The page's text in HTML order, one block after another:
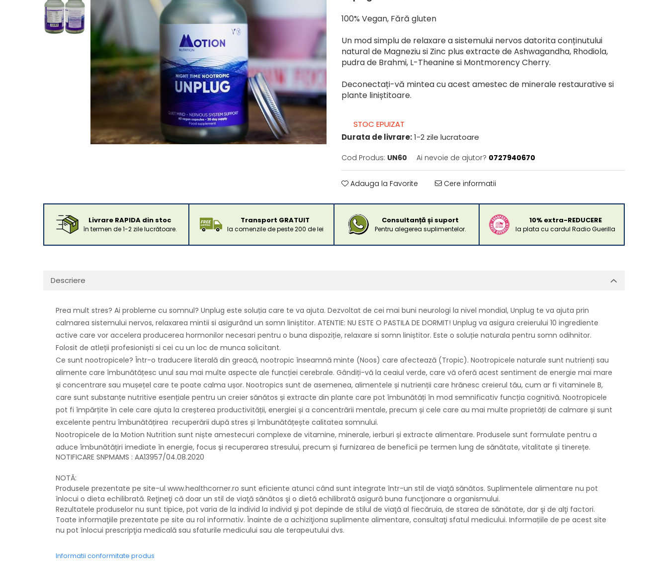
100% Vegan, Fără gluten
Un mod simplu de relaxare a sistemului nervos datorita conținutului
natural de Magneziu si Zinc plus extracte de Ashwagandha, Rhodiola,
pudra de Brahmi, L-Theanine si Montmorency Cherry.
Deconectați-vă mintea cu acest amestec de minerale restaurative si
plante liniștitoare.
STOC EPUIZAT
Durata de livrare:1-2 zile lucratoare
Cod Produs: UN60 Ai nevoie de ajutor? 0727940670
Adauga la Favorite Cere informatii
Livrare RAPIDA din stoc
în termen de 1-2 zile lucrătoare.
Transport GRATUIT
la comenzile de peste 200 de lei
Consultanță și suport
Pentru alegerea suplimentelor.
10% extra-REDUCERE
la plata cu cardul Radio Guerilla
Descriere
Prea mult stres? Ai probleme cu somnul? Unplug este soluția care te va ajuta. Dezvoltat de cei mai buni neurologi la nivel mondial, Unplug te va ajuta prin
calmarea sistemului nervos, relaxarea mintii si asigurând un somn liniștitor. ATENTIE: NU ESTE O PASTILA DE DORMIT! Unplug va asigura creierului 10 ingrediente
active care vor accelera producerea hormonilor necesari pentru o buna dispoziție, relaxare si somn liniștitor. Este o soluție naturala pentru somn odihnitor.
Folosit de atleții profesioniști si cei cu un loc de munca solicitant.
Ce sunt nootropicele? Într-o traducere literală din greacă, nootropic înseamnă minte (Noos) care afectează (Tropic). Nootropicele naturale sunt nutrienți sau
alimente care îmbunătățesc unul sau mai multe aspecte ale funcției cerebrale. Gândiți-vă la ceaiul verde, care vă oferă acest sentiment de energie mai mare
și concentrare sau mușețel care te poate calma ușor. Nootropics sunt de asemenea, alimentele și nutrienții care hrănesc creierul tău, cum ar fi vitaminele B,
care sunt substanțe nutritive esențiale pentru un creier sănătos și extracte din plante care pot îmbunătăți în mod semnificativ funcția cognitivă. Nootropicele
pot fi împărțite în cele care ajuta la creșterea productivității, energiei și a concentrării mentale, precum și cele care au mai multe proprietăți de calmare și sunt
excelente pentru îmbunătățirea recuperării după stres și îmbunătățește calitatea somnului.
Nootropicele de la Motion Nutrition sunt niște amestecuri complexe de vitamine, minerale, ierburi și extracte alimentare. Produsele sunt formulate pentru a
aduce îmbunătățiri imediate în energie, focus și recuperarea stresului, precum și furnizarea de beneficii pe termen lung de sănătate, vitalitate și tinerețe.
NOTIFICARE SNPMAMS : AA13957/04.08.2020
NOTĂ:
Produsele prezentate pe site-ul www.healthcorner.ro sunt eficiente atunci când sunt integrate într-un stil de viaţă sănătos. Suplimentele alimentare nu pot
înlocui o dieta echilibrată. Reţineţi că doar un stil de viaţă sănătos şi o dietă echilibrată asigură buna funcţionare a organismului.
Rezultatele produselor nu sunt tipice, pot varia de la individ la individ şi pot depinde de stilul de viaţă al fiecăruia, de starea de sănătate, dar şi de alţi factori.
Toate informaţiile prezentate pe site au rol informativ. Înainte de a achiziţiona suplimente alimentare, consultaţi sfatul medicului. Informațiile de pe acest site
nu pot înlocui prescripţia medicală sau sfaturile medicului sau ale terapeutului dvs.
Informatii conformitate produs